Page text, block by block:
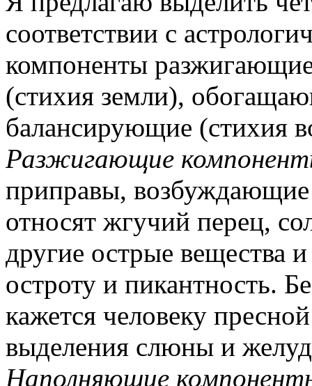
соответствии с
компоненты
(стихия земли),
балансирующие (стихия
Разжигающие
приправы,
относят жгучий перец,
другие острые вещества
остроту и пикантность.
кажется человеку
выделения слюны и
Наполняющие